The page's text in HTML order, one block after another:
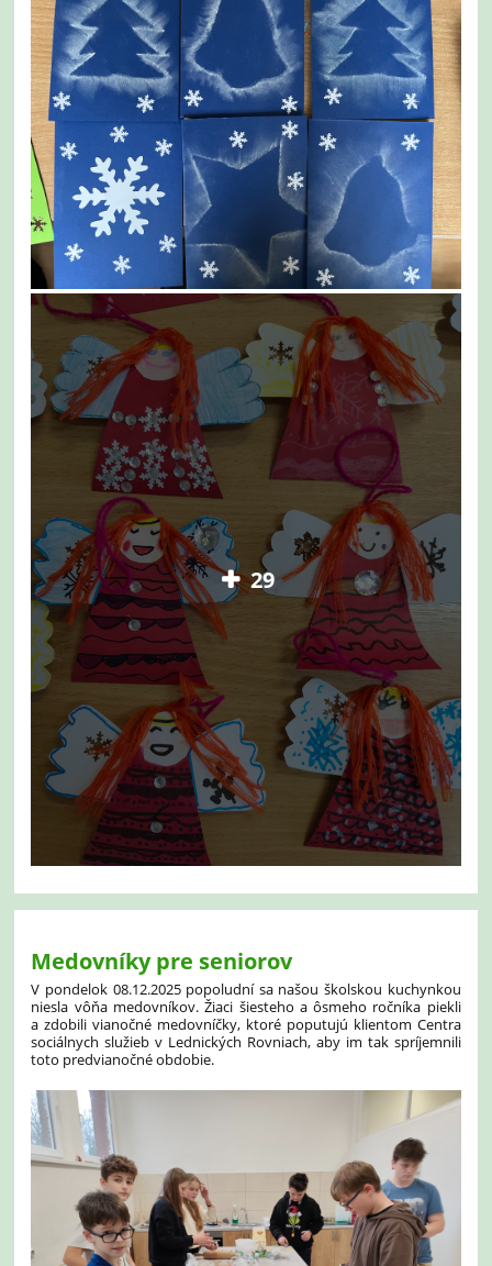
29
Medovníky pre seniorov
V pondelok 08.12.2025 popoludní sa našou školskou kuchynkou
niesla vôňa medovníkov. Žiaci šiesteho a ôsmeho ročníka piekli
a zdobili vianočné medovníčky, ktoré poputujú klientom Centra
sociálnych služieb v Lednických Rovniach, aby im tak spríjemnili
toto predvianočné obdobie.